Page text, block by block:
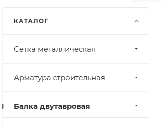
КАТАЛОГ
Cетка металлическая
Арматура строительная
Балка двутавровая